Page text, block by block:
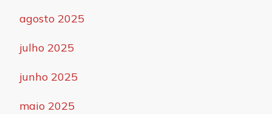
agosto 2025
julho 2025
junho 2025
maio 2025